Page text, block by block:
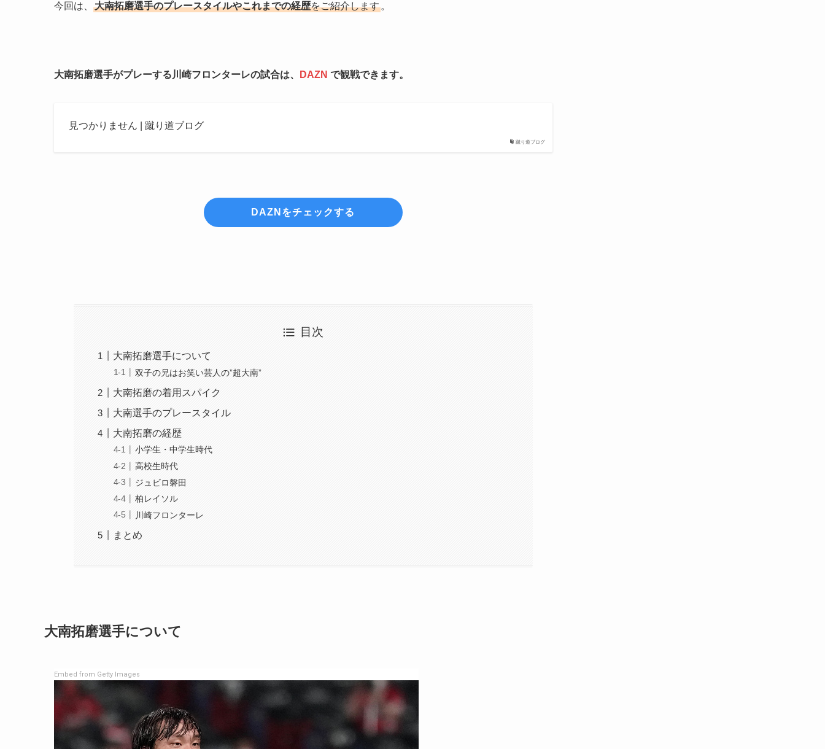
今回は、 大南拓磨選手のプレースタイルやこれまでの経歴をご紹介します 。
大南拓磨選手がプレーする川崎フロンターレの試合は、 DAZN で観戦できます。
蹴り道ブログ
見つかりません | 蹴り道ブログ
DAZNをチェックする
目次
大南拓磨選手について
双子の兄はお笑い芸人の”超大南”
大南拓磨の着用スパイク
大南選手のプレースタイル
大南拓磨の経歴
小学生・中学生時代
高校生時代
ジュビロ磐田
柏レイソル
川崎フロンターレ
まとめ
大南拓磨選手について
Embed from Getty Images